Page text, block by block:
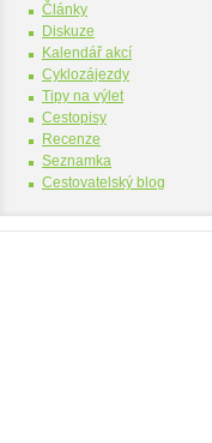
Články
Diskuze
Kalendář akcí
Cyklozájezdy
Tipy na výlet
Cestopisy
Recenze
Seznamka
Cestovatelský blog